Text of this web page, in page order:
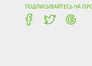
ПОДПИСЫВАЙТЕСЬ НА